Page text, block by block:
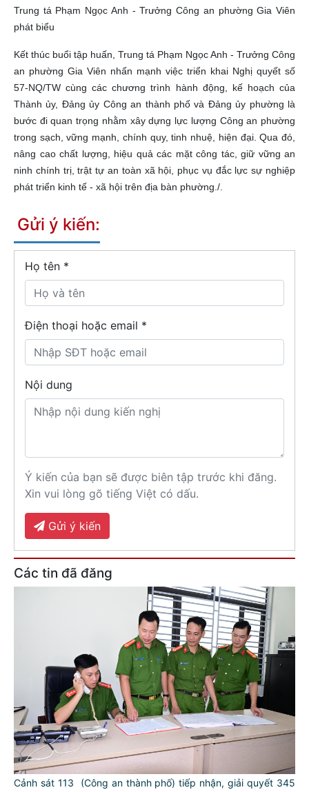
Trung tá Phạm Ngọc Anh - Trưởng Công an phường Gia Viên
phát biểu
Kết thúc buổi tập huấn, Trung tá Phạm Ngọc Anh - Trưởng Công
an phường Gia Viên nhấn mạnh việc triển khai Nghị quyết số
57-NQ/TW cùng các chương trình hành động, kế hoạch của
Thành ủy, Đảng ủy Công an thành phố và Đảng ủy phường là
bước đi quan trọng nhằm xây dựng lực lượng Công an phường
trong sạch, vững mạnh, chính quy, tinh nhuệ, hiện đại. Qua đó,
nâng cao chất lượng, hiệu quả các mặt công tác, giữ vững an
ninh chính trị, trật tự an toàn xã hội, phục vụ đắc lực sự nghiệp
phát triển kinh tế - xã hội trên địa bàn phường./.
Gửi ý kiến:
Họ tên *
Điện thoại hoặc email *
Nội dung
Ý kiến của bạn sẽ được biên tập trước khi đăng.
Xin vui lòng gõ tiếng Việt có dấu.
Gửi ý kiến
Các tin đã đăng
Cảnh sát 113 (Công an thành phố) tiếp nhận, giải quyết 345